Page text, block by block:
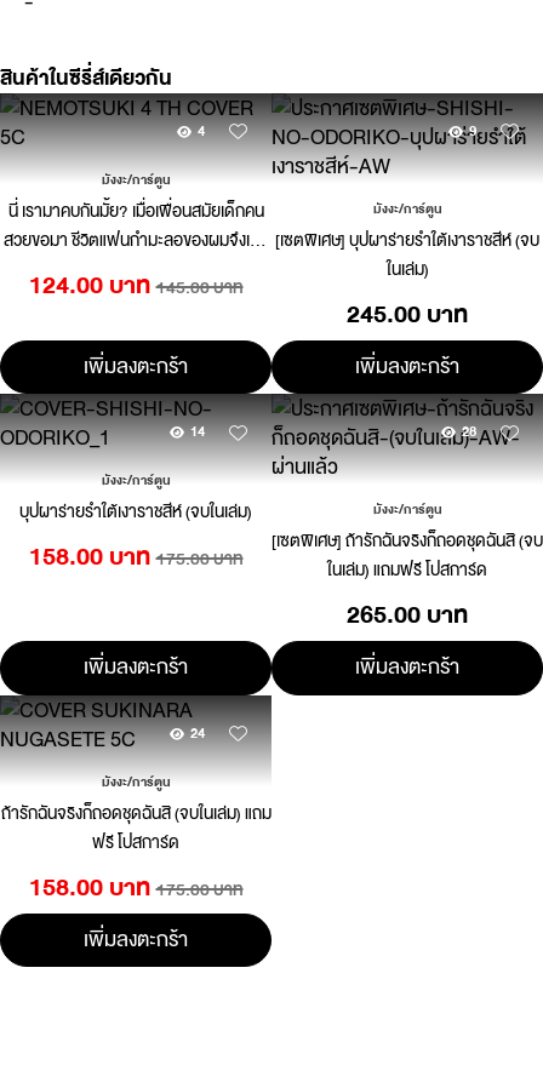
สินค้าในซีรี่ส์เดียวกัน
4
มังงะ/การ์ตูน
นี่ เรามาคบกันมั้ย? เมื่อเพื่อนสมัยเด็กคน
สวยขอมา ชีวิตแฟนกำมะลอของผมจึงเริ่ม
124.00 บาท 145.00 บาท
เพิ่มลงตะกร้า
9
มังงะ/การ์ตูน
[เซตพิเศษ] บุปผาร่ายรำใต้เงาราชสีห์ (จบ
ในเล่ม)
245.00 บาท
เพิ่มลงตะกร้า
14
มังงะ/การ์ตูน
บุปผาร่ายรำใต้เงาราชสีห์ (จบในเล่ม)
158.00 บาท 175.00 บาท
เพิ่มลงตะกร้า
28
มังงะ/การ์ตูน
[เซตพิเศษ] ถ้ารักฉันจริงก็ถอดชุดฉันสิ (จบ
ในเล่ม) แถมฟรี โปสการ์ด
265.00 บาท
เพิ่มลงตะกร้า
24
มังงะ/การ์ตูน
ถ้ารักฉันจริงก็ถอดชุดฉันสิ (จบในเล่ม) แถม
ฟรี โปสการ์ด
158.00 บาท 175.00 บาท
เพิ่มลงตะกร้า